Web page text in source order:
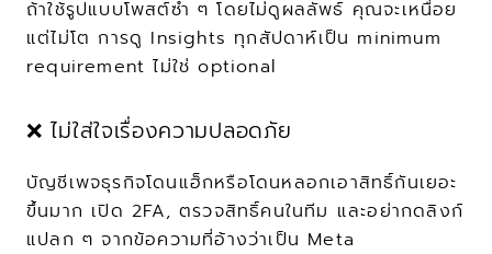
ถ้าใช้รูปแบบโพสต์ซ้ำ ๆ โดยไม่ดูผลลัพธ์ คุณจะเหนื่อย
แต่ไม่โต การดู Insights ทุกสัปดาห์เป็น minimum
requirement ไม่ใช่ optional
❌ ไม่ใส่ใจเรื่องความปลอดภัย
บัญชีเพจธุรกิจโดนแฮ็กหรือโดนหลอกเอาสิทธิ์กันเยอะ
ขึ้นมาก เปิด 2FA, ตรวจสิทธิ์คนในทีม และอย่ากดลิงก์
แปลก ๆ จากข้อความที่อ้างว่าเป็น Meta